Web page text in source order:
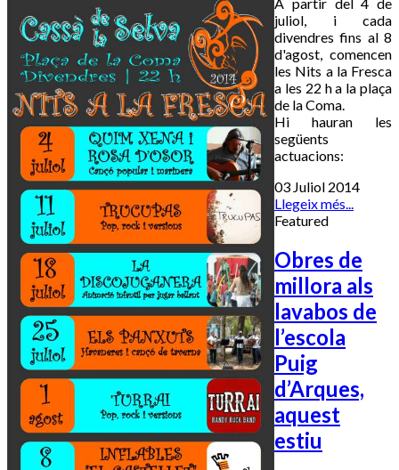
A partir del 4 de
juliol, i cada
divendres fins al 8
d'agost, comencen
les Nits a la Fresca
a les 22 h a la plaça
de la Coma.
Hi hauran les
següents
actuacions:
03 Juliol 2014
Llegeix més...
Featured
Obres de
millora als
lavabos de
l’escola
Puig
d’Arques,
aquest
estiu